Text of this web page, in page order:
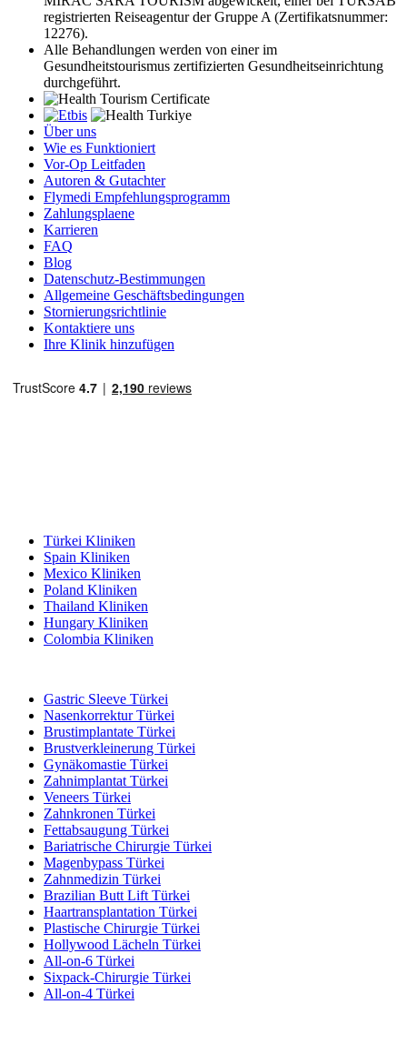
registrierten Reiseagentur der Gruppe A (Zertifikatsnummer:
12276).
Alle Behandlungen werden von einer im
Gesundheitstourismus zertifizierten Gesundheitseinrichtung
durchgeführt.
Über uns
Wie es Funktioniert
Vor-Op Leitfaden
Autoren & Gutachter
Flymedi Empfehlungsprogramm
Zahlungsplaene
Karrieren
FAQ
Blog
Datenschutz-Bestimmungen
Allgemeine Geschäftsbedingungen
Stornierungsrichtlinie
Kontaktiere uns
Ihre Klinik hinzufügen
Türkei Kliniken
Spain Kliniken
Mexico Kliniken
Poland Kliniken
Thailand Kliniken
Hungary Kliniken
Colombia Kliniken
Gastric Sleeve Türkei
Nasenkorrektur Türkei
Brustimplantate Türkei
Brustverkleinerung Türkei
Gynäkomastie Türkei
Zahnimplantat Türkei
Veneers Türkei
Zahnkronen Türkei
Fettabsaugung Türkei
Bariatrische Chirurgie Türkei
Magenbypass Türkei
Zahnmedizin Türkei
Brazilian Butt Lift Türkei
Haartransplantation Türkei
Plastische Chirurgie Türkei
Hollywood Lächeln Türkei
All-on-6 Türkei
Sixpack-Chirurgie Türkei
All-on-4 Türkei